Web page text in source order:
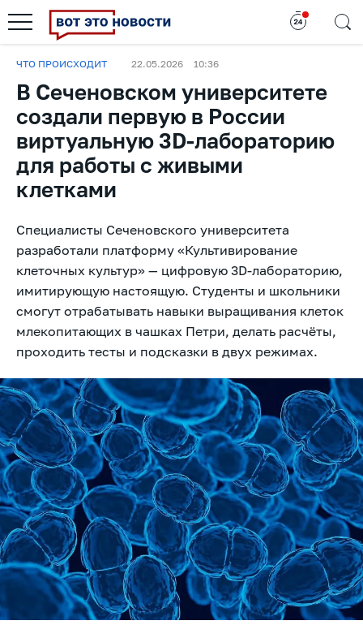
ЧТО ПРОИСХОДИТ 22.05.2026 10:36
В Сеченовском университете
создали первую в России
виртуальную 3D-лабораторию
для работы с живыми
клетками
Специалисты Сеченовского университета
разработали платформу «Культивирование
клеточных культур» — цифровую 3D-лабораторию,
имитирующую настоящую. Студенты и школьники
смогут отрабатывать навыки выращивания клеток
млекопитающих в чашках Петри, делать расчёты,
проходить тесты и подсказки в двух режимах.